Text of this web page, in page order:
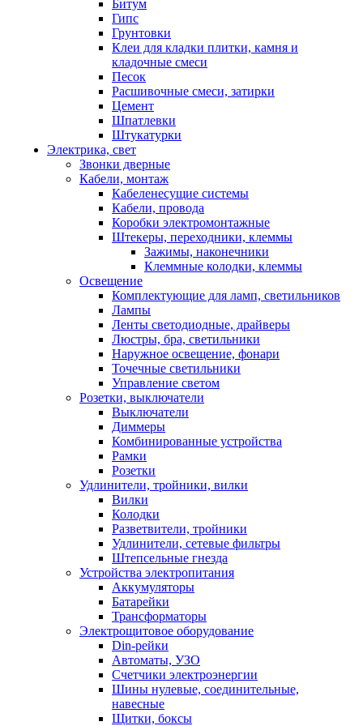
Битум
Гипс
Грунтовки
Клеи для кладки плитки, камня и
кладочные смеси
Песок
Расшивочные смеси, затирки
Цемент
Шпатлевки
Штукатурки
Электрика, свет
Звонки дверные
Кабели, монтаж
Кабеленесущие системы
Кабели, провода
Коробки электромонтажные
Штекеры, переходники, клеммы
Зажимы, наконечники
Клеммные колодки, клеммы
Освещение
Комплектующие для ламп, светильников
Лампы
Ленты светодиодные, драйверы
Люстры, бра, светильники
Наружное освещение, фонари
Точечные светильники
Управление светом
Розетки, выключатели
Выключатели
Диммеры
Комбинированные устройства
Рамки
Розетки
Удлинители, тройники, вилки
Вилки
Колодки
Разветвители, тройники
Удлинители, сетевые фильтры
Штепсельные гнезда
Устройства электропитания
Аккумуляторы
Батарейки
Трансформаторы
Электрощитовое оборудование
Din-рейки
Автоматы, УЗО
Счетчики электроэнергии
Шины нулевые, соединительные,
навесные
Щитки, боксы